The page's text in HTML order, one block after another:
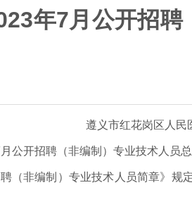
年7月公开招
遵义市红花岗区人民
公开招聘（非编制）专业技术人员
编制）专业技术人员简章》规